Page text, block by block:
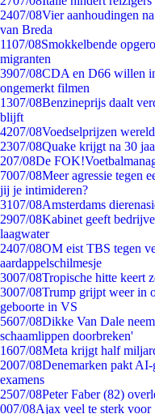
2407/08Vier aanhoudingen
van Breda
1107/08Smokkelbende
migranten
3907/08CDA en D66 willen
ongemerkt filmen
1307/08Benzineprijs daalt
blijft
4207/08Voedselprijzen
2307/08Quake krijgt na 30
207/08De
7007/08Meer agressie tegen
jij je intimideren?
3107/08Amsterdams
2907/08Kabinet geeft
laagwater
2407/08OM eist TBS tegen
aardappelschilmesje
3007/08Tropische hitte keert
3007/08Trump grijpt weer in
geboorte in VS
5607/08Dikke Van Dale
schaamlippen doorbreken'
1607/08Meta krijgt half
2007/08Denemarken pakt
examens
2507/08Peter Faber (82)
007/08Ajax veel te sterk voor